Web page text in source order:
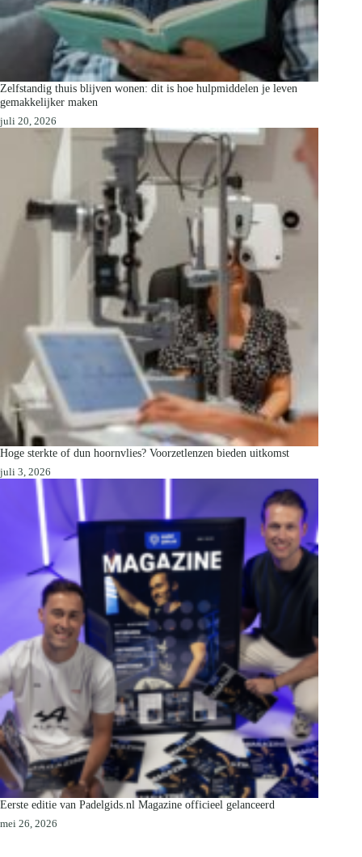
Zelfstandig thuis blijven wonen: dit is hoe hulpmiddelen je leven
gemakkelijker maken
juli 20, 2026
Hoge sterkte of dun hoornvlies? Voorzetlenzen bieden uitkomst
juli 3, 2026
Eerste editie van Padelgids.nl Magazine officieel gelanceerd
mei 26, 2026